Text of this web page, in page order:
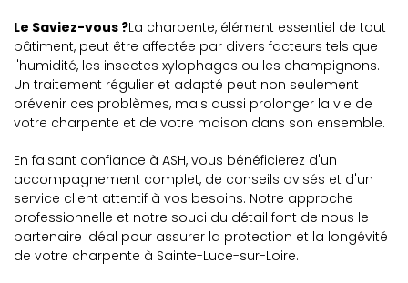
Le Saviez-vous ?La charpente, élément essentiel de tout
bâtiment, peut être affectée par divers facteurs tels que
l'humidité, les insectes xylophages ou les champignons.
Un traitement régulier et adapté peut non seulement
prévenir ces problèmes, mais aussi prolonger la vie de
votre charpente et de votre maison dans son ensemble.
En faisant confiance à ASH, vous bénéficierez d'un
accompagnement complet, de conseils avisés et d'un
service client attentif à vos besoins. Notre approche
professionnelle et notre souci du détail font de nous le
partenaire idéal pour assurer la protection et la longévité
de votre charpente à Sainte-Luce-sur-Loire.